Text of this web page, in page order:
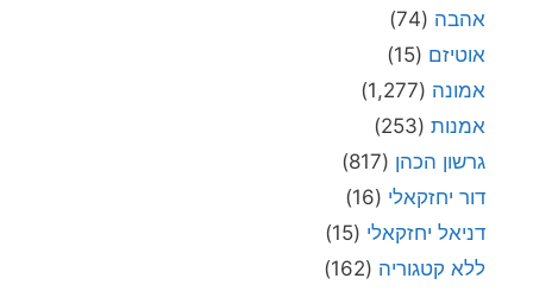
אהבה (74)
אוטיזם (15)
אמונה (1,277)
אמנות (253)
גרשון הכהן (817)
דור יחזקאלי (16)
דניאל יחזקאלי (15)
ללא קטגוריה (162)